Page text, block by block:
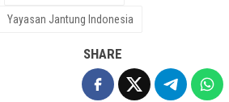
Yayasan Jantung Indonesia
SHARE